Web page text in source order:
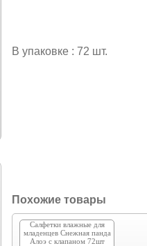
В упаковке : 72 шт.
Похожие товары
Салфетки влажные для
младенцев Снежная панда
Алоэ с клапаном 72шт